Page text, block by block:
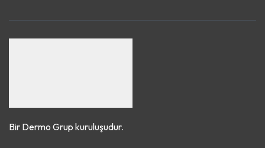
Bir Dermo Grup kuruluşudur.